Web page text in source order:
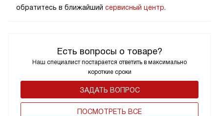
Есть вопросы о товаре?
Наш специалист постарается ответить в максимально
короткие сроки
ЗАДАТЬ ВОПРОС
ПОCМОТРЕТЬ ВСЕ
обратитесь в ближайший сервисный центр